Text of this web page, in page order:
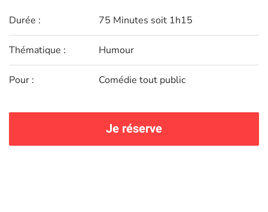
Durée : 75 Minutes soit 1h15
Thématique : Humour
Pour : Comédie tout public
Je réserve